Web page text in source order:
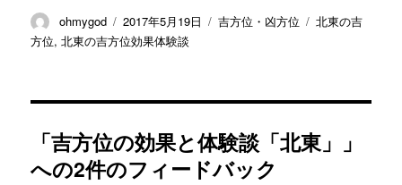
投
稿
ohmygod
投
稿
2017年5月19日
カ
吉方位・凶方位
タ
北東の吉
方位,北東の吉方位効果体験談
「吉方位の効果と体験談「北東」」
への2件のフィードバック